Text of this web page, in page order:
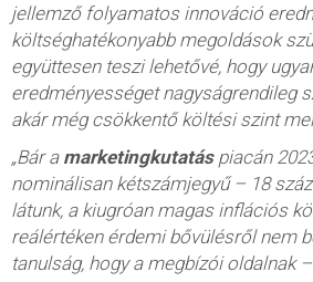
jellemző folyamatos innováció
költséghatékonyabb megoldások
együttesen teszi lehetővé, hogy
eredményességet nagyságrendileg
akár még csökkentő költési szint
„Bár a marketingkutatáspiacán
nominálisan kétszámjegyű – 18
látunk, a kiugróan magas inflációs
reálértéken érdemi bővülésről nem
tanulság, hogy a megbízói oldalnak